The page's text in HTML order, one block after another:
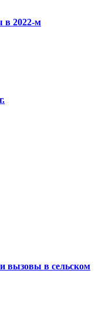
в 2022-м
вызовы в сельском